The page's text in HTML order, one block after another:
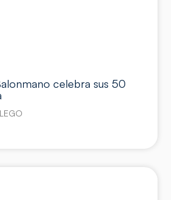
celebra sus 50